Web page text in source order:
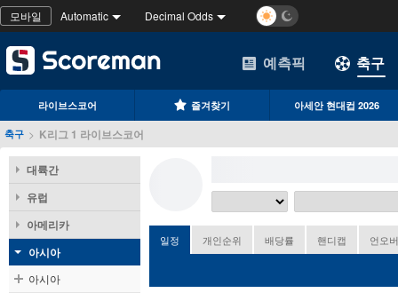
모바일 Automatic Decimal Odds
예측픽 축구
라이브스코어 즐겨찾기 아세안 현대컵 2026
축구 > K리그 1 라이브스코어
대륙간
유럽
아메리카
아시아
아시아
일정 개인순위 배당률 핸디캡 언오버